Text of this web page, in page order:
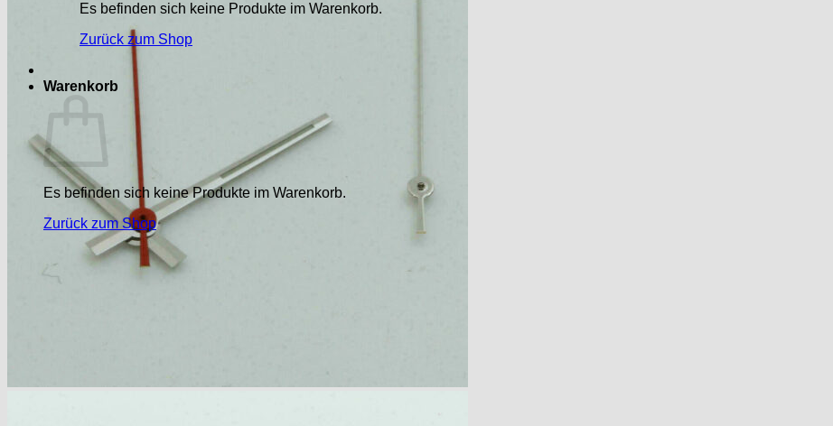
Es befinden sich keine Produkte im Warenkorb.
Zurück zum Shop
Warenkorb
Es befinden sich keine Produkte im Warenkorb.
Zurück zum Shop